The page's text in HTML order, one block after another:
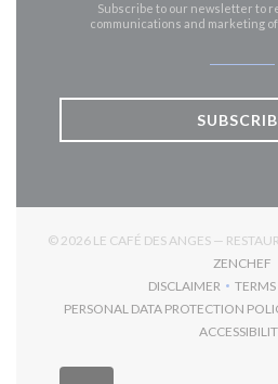
Subscribe to our newsletter to
communications and marketing
© 2026 LE CAFÉ DES ANGES —
ZENCHEF
DISCLAIMER
((OPENS IN A
PERSONAL DATA PROTECTION
((OPENS IN A